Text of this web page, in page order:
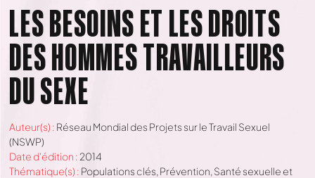
LES BESOINS ET LES DROITS
DES HOMMES TRAVAILLEURS
DU SEXE
Auteur(s) : Réseau Mondial des Projets sur le Travail Sexuel
(NSWP)
Date d'édition : 2014
Thématique(s) : Populations clés, Prévention, Santé sexuelle et